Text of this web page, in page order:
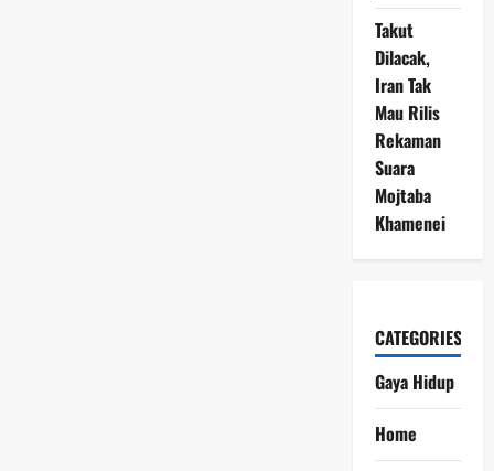
Takut
Dilacak,
Iran Tak
Mau Rilis
Rekaman
Suara
Mojtaba
Khamenei
CATEGORIES
Gaya Hidup
Home